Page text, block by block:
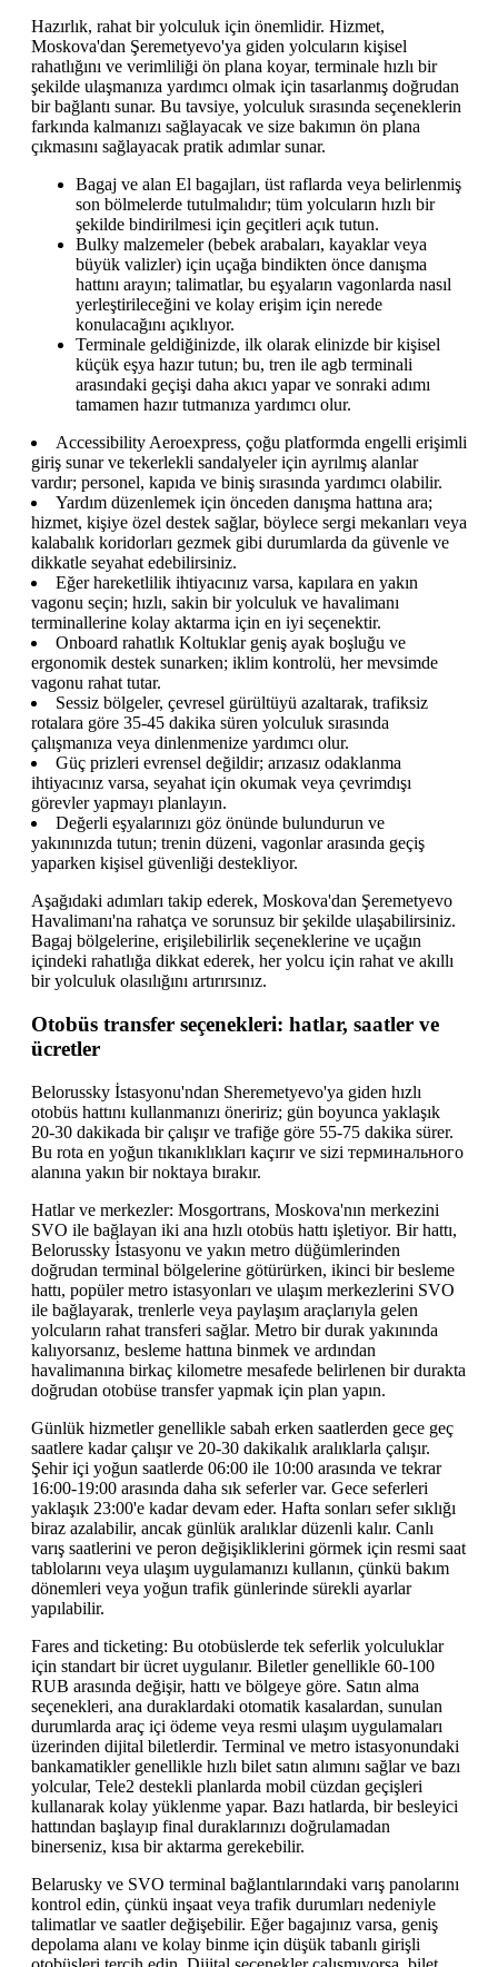
Hazırlık, rahat bir yolculuk için önemlidir. Hizmet,
Moskova'dan Şeremetyevo'ya giden yolcuların kişisel
rahatlığını ve verimliliği ön plana koyar, terminale hızlı bir
şekilde ulaşmanıza yardımcı olmak için tasarlanmış doğrudan
bir bağlantı sunar. Bu tavsiye, yolculuk sırasında seçeneklerin
farkında kalmanızı sağlayacak ve size bakımın ön plana
çıkmasını sağlayacak pratik adımlar sunar.
Bagaj ve alan El bagajları, üst raflarda veya belirlenmiş
son bölmelerde tutulmalıdır; tüm yolcuların hızlı bir
şekilde bindirilmesi için geçitleri açık tutun.
Bulky malzemeler (bebek arabaları, kayaklar veya
büyük valizler) için uçağa bindikten önce danışma
hattını arayın; talimatlar, bu eşyaların vagonlarda nasıl
yerleştirileceğini ve kolay erişim için nerede
konulacağını açıklıyor.
Terminale geldiğinizde, ilk olarak elinizde bir kişisel
küçük eşya hazır tutun; bu, tren ile agb terminali
arasındaki geçişi daha akıcı yapar ve sonraki adımı
tamamen hazır tutmanıza yardımcı olur.
Accessibility Aeroexpress, çoğu platformda engelli erişimli
giriş sunar ve tekerlekli sandalyeler için ayrılmış alanlar
vardır; personel, kapıda ve biniş sırasında yardımcı olabilir.
Yardım düzenlemek için önceden danışma hattına ara;
hizmet, kişiye özel destek sağlar, böylece sergi mekanları veya
kalabalık koridorları gezmek gibi durumlarda da güvenle ve
dikkatle seyahat edebilirsiniz.
Eğer hareketlilik ihtiyacınız varsa, kapılara en yakın
vagonu seçin; hızlı, sakin bir yolculuk ve havalimanı
terminallerine kolay aktarma için en iyi seçenektir.
Onboard rahatlık Koltuklar geniş ayak boşluğu ve
ergonomik destek sunarken; iklim kontrolü, her mevsimde
vagonu rahat tutar.
Sessiz bölgeler, çevresel gürültüyü azaltarak, trafiksiz
rotalara göre 35-45 dakika süren yolculuk sırasında
çalışmanıza veya dinlenmenize yardımcı olur.
Güç prizleri evrensel değildir; arızasız odaklanma
ihtiyacınız varsa, seyahat için okumak veya çevrimdışı
görevler yapmayı planlayın.
Değerli eşyalarınızı göz önünde bulundurun ve
yakınınızda tutun; trenin düzeni, vagonlar arasında geçiş
yaparken kişisel güvenliği destekliyor.
Aşağıdaki adımları takip ederek, Moskova'dan Şeremetyevo
Havalimanı'na rahatça ve sorunsuz bir şekilde ulaşabilirsiniz.
Bagaj bölgelerine, erişilebilirlik seçeneklerine ve uçağın
içindeki rahatlığa dikkat ederek, her yolcu için rahat ve akıllı
bir yolculuk olasılığını artırırsınız.
Otobüs transfer seçenekleri: hatlar, saatler ve
ücretler
Belorussky İstasyonu'ndan Sheremetyevo'ya giden hızlı
otobüs hattını kullanmanızı öneririz; gün boyunca yaklaşık
20-30 dakikada bir çalışır ve trafiğe göre 55-75 dakika sürer.
Bu rota en yoğun tıkanıklıkları kaçırır ve sizi терминального
alanına yakın bir noktaya bırakır.
Hatlar ve merkezler: Mosgortrans, Moskova'nın merkezini
SVO ile bağlayan iki ana hızlı otobüs hattı işletiyor. Bir hattı,
Belorussky İstasyonu ve yakın metro düğümlerinden
doğrudan terminal bölgelerine götürürken, ikinci bir besleme
hattı, popüler metro istasyonları ve ulaşım merkezlerini SVO
ile bağlayarak, trenlerle veya paylaşım araçlarıyla gelen
yolcuların rahat transferi sağlar. Metro bir durak yakınında
kalıyorsanız, besleme hattına binmek ve ardından
havalimanına birkaç kilometre mesafede belirlenen bir durakta
doğrudan otobüse transfer yapmak için plan yapın.
Günlük hizmetler genellikle sabah erken saatlerden gece geç
saatlere kadar çalışır ve 20-30 dakikalık aralıklarla çalışır.
Şehir içi yoğun saatlerde 06:00 ile 10:00 arasında ve tekrar
16:00-19:00 arasında daha sık seferler var. Gece seferleri
yaklaşık 23:00'e kadar devam eder. Hafta sonları sefer sıklığı
biraz azalabilir, ancak günlük aralıklar düzenli kalır. Canlı
varış saatlerini ve peron değişikliklerini görmek için resmi saat
tablolarını veya ulaşım uygulamanızı kullanın, çünkü bakım
dönemleri veya yoğun trafik günlerinde sürekli ayarlar
yapılabilir.
Fares and ticketing: Bu otobüslerde tek seferlik yolculuklar
için standart bir ücret uygulanır. Biletler genellikle 60-100
RUB arasında değişir, hattı ve bölgeye göre. Satın alma
seçenekleri, ana duraklardaki otomatik kasalardan, sunulan
durumlarda araç içi ödeme veya resmi ulaşım uygulamaları
üzerinden dijital biletlerdir. Terminal ve metro istasyonundaki
bankamatikler genellikle hızlı bilet satın alımını sağlar ve bazı
yolcular, Tele2 destekli planlarda mobil cüzdan geçişleri
kullanarak kolay yüklenme yapar. Bazı hatlarda, bir besleyici
hattından başlayıp final duraklarınızı doğrulamadan
binerseniz, kısa bir aktarma gerekebilir.
Belarusky ve SVO terminal bağlantılarındaki varış panolarını
kontrol edin, çünkü inşaat veya trafik durumları nedeniyle
talimatlar ve saatler değişebilir. Eğer bagajınız varsa, geniş
depolama alanı ve kolay binme için düşük tabanlı girişli